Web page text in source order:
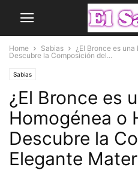
Home Sabias
¿El Bronce es
Descubre la Composición del...
Sabias
¿El Bronce es
Homogénea o
Descubre la
Elegante